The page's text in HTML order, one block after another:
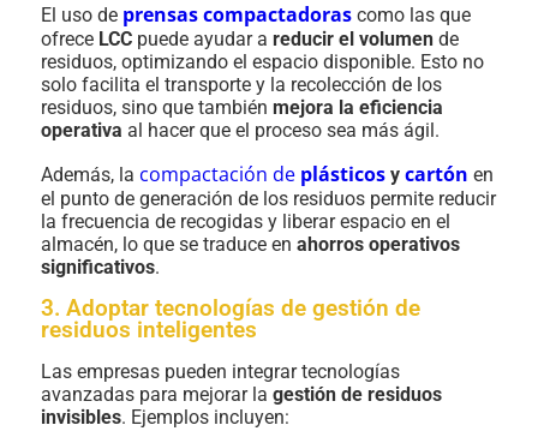
El uso de prensas compactadoras como las que
ofrece LCC puede ayudar a reducir el volumen de
residuos, optimizando el espacio disponible. Esto no
solo facilita el transporte y la recolección de los
residuos, sino que también mejora la eficiencia
operativa al hacer que el proceso sea más ágil.
Además, la compactación de plásticos y cartón en
el punto de generación de los residuos permite reducir
la frecuencia de recogidas y liberar espacio en el
almacén, lo que se traduce en ahorros operativos
significativos.
3. Adoptar tecnologías de gestión de
residuos inteligentes
Las empresas pueden integrar tecnologías
avanzadas para mejorar la gestión de residuos
invisibles. Ejemplos incluyen: